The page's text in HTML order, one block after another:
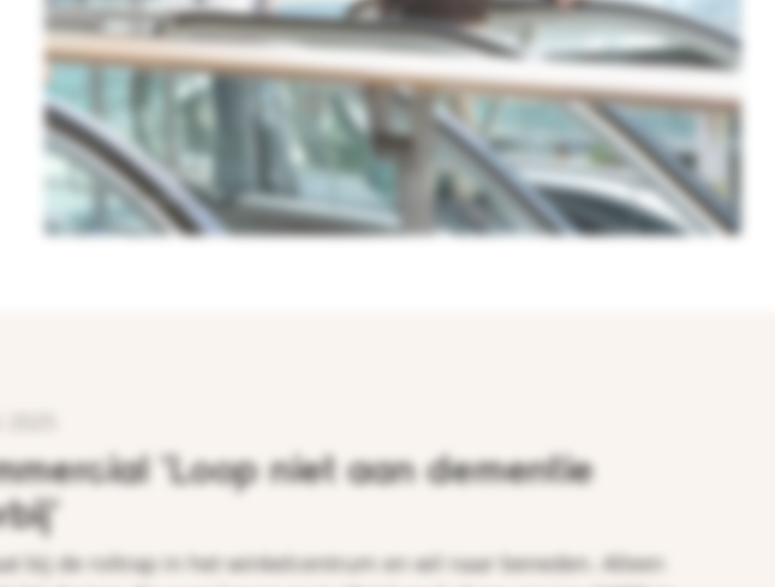
'Loop niet aan dementie
bij de roltrap in het winkelcentrum en wil naar beneden. Alleen